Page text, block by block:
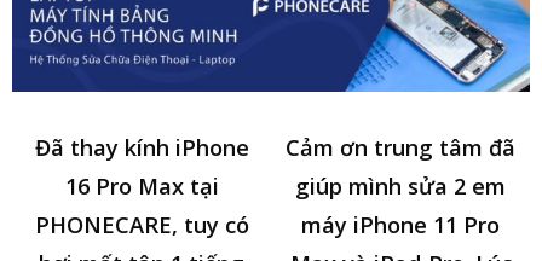
Đã thay kính iPhone
16 Pro Max tại
PHONECARE, tuy có
Cảm ơn trung tâm đã
giúp mình sửa 2 em
máy iPhone 11 Pro